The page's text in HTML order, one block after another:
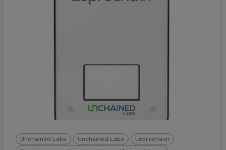
Unchained Labs Unchained Labs
Leprechaun